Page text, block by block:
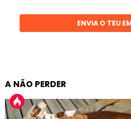
email
ENVIA O TEU
A NÃO PERDER